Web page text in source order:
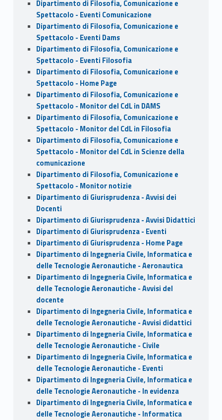
Dipartimento di Filosofia, Comunicazione e
Spettacolo - Eventi Comunicazione
Dipartimento di Filosofia, Comunicazione e
Spettacolo - Eventi Dams
Dipartimento di Filosofia, Comunicazione e
Spettacolo - Eventi Filosofia
Dipartimento di Filosofia, Comunicazione e
Spettacolo - Home Page
Dipartimento di Filosofia, Comunicazione e
Spettacolo - Monitor del CdL in DAMS
Dipartimento di Filosofia, Comunicazione e
Spettacolo - Monitor del CdL in Filosofia
Dipartimento di Filosofia, Comunicazione e
Spettacolo - Monitor del CdL in Scienze della
comunicazione
Dipartimento di Filosofia, Comunicazione e
Spettacolo - Monitor notizie
Dipartimento di Giurisprudenza - Avvisi dei
Docenti
Dipartimento di Giurisprudenza - Avvisi Didattici
Dipartimento di Giurisprudenza - Eventi
Dipartimento di Giurisprudenza - Home Page
Dipartimento di Ingegneria Civile, Informatica e
delle Tecnologie Aeronautiche - Aeronautica
Dipartimento di Ingegneria Civile, Informatica e
delle Tecnologie Aeronautiche - Avvisi del
docente
Dipartimento di Ingegneria Civile, Informatica e
delle Tecnologie Aeronautiche - Avvisi didattici
Dipartimento di Ingegneria Civile, Informatica e
delle Tecnologie Aeronautiche - Civile
Dipartimento di Ingegneria Civile, Informatica e
delle Tecnologie Aeronautiche - Eventi
Dipartimento di Ingegneria Civile, Informatica e
delle Tecnologie Aeronautiche - In evidenza
Dipartimento di Ingegneria Civile, Informatica e
delle Tecnologie Aeronautiche - Informatica